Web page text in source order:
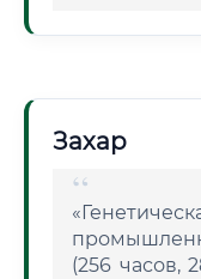
Захар
(256 часов,